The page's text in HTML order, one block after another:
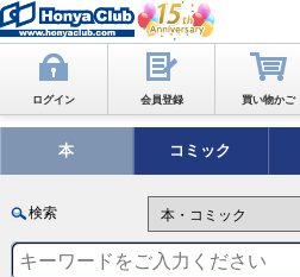
ログイン 会員登録 買い物かご
本 コミック
検索